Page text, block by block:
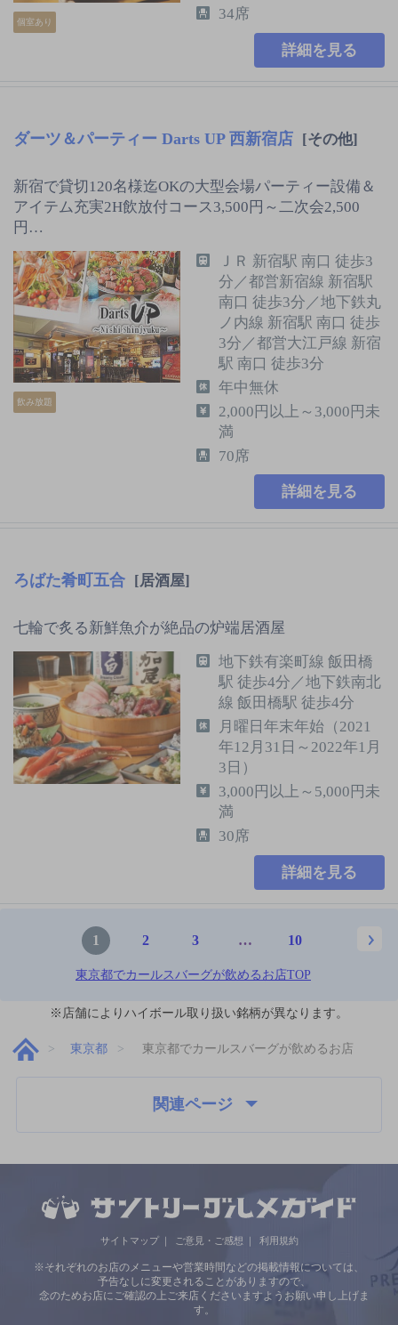
個室あり
34席
詳細を見る
ダーツ＆パーティー Darts UP 西新宿店 [その他]
新宿で貸切120名様迄OKの大型会場パーティー設備＆
アイテム充実2H飲放付コース3,500円～二次会2,500
円…
飲み放題
ＪＲ 新宿駅 南口 徒歩3
分／都営新宿線 新宿駅
南口 徒歩3分／地下鉄丸
ノ内線 新宿駅 南口 徒歩
3分／都営大江戸線 新宿
駅 南口 徒歩3分
年中無休
2,000円以上～3,000円未
満
70席
詳細を見る
ろばた肴町五合 [居酒屋]
七輪で炙る新鮮魚介が絶品の炉端居酒屋
地下鉄有楽町線 飯田橋
駅 徒歩4分／地下鉄南北
線 飯田橋駅 徒歩4分
月曜日年末年始（2021
年12月31日～2022年1月
3日）
3,000円以上～5,000円未
満
30席
詳細を見る
1 2 3 … 10
東京都でカールスバーグが飲めるお店TOP
※店舗によりハイボール取り扱い銘柄が異なります。
東京都 東京都でカールスバーグが飲めるお店
関連ページ
サイトマップ ご意見・ご感想 利用規約
※それぞれのお店のメニューや営業時間などの掲載情報については、
予告なしに変更されることがありますので、
念のためお店にご確認の上ご来店くださいますようお願い申し上げま
す。